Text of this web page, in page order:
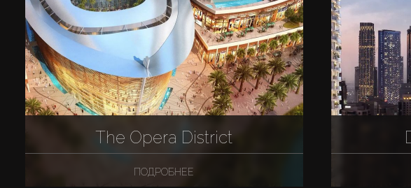
The Opera District
ПОДРОБНЕЕ